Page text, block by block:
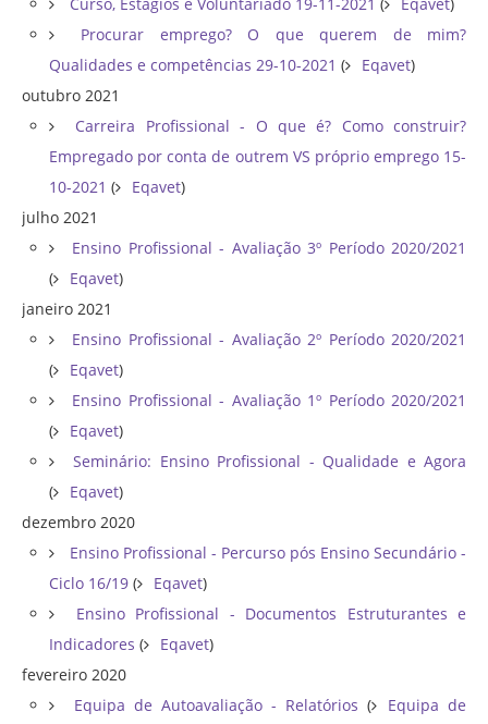
Curso, Estágios e Voluntariado 19-11-2021 ( Eqavet)
Procurar emprego? O que querem de mim?
Qualidades e competências 29-10-2021 ( Eqavet)
outubro 2021
Carreira Profissional - O que é? Como construir?
Empregado por conta de outrem VS próprio emprego 15-
10-2021 ( Eqavet)
julho 2021
Ensino Profissional - Avaliação 3º Período 2020/2021
(
Eqavet)
janeiro 2021
Ensino Profissional - Avaliação 2º Período 2020/2021
(
Eqavet)
Ensino Profissional - Avaliação 1º Período 2020/2021
(
Eqavet)
Seminário: Ensino Profissional - Qualidade e Agora
(
Eqavet)
dezembro 2020
Ensino Profissional - Percurso pós Ensino Secundário -
Ciclo 16/19 ( Eqavet)
Ensino Profissional - Documentos Estruturantes e
Indicadores ( Eqavet)
fevereiro 2020
Equipa de Autoavaliação - Relatórios (
Equipa de